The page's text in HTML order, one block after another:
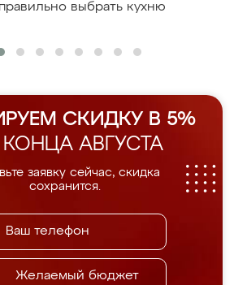
выбрать кухню
СКИДКУ В 5%
АВГУСТА
заявку сейчас, скидка
сохранится.
Желаемый бюджет